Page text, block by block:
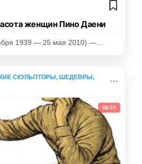
женщин Пино Даени
1939 — 25 мая 2010) —…
СКУЛЬПТОРЫ, ШЕДЕВРЫ,
BEST